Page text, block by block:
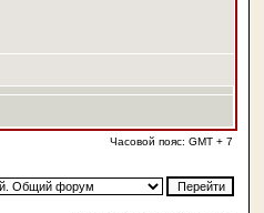
Часовой пояс: GMT + 7